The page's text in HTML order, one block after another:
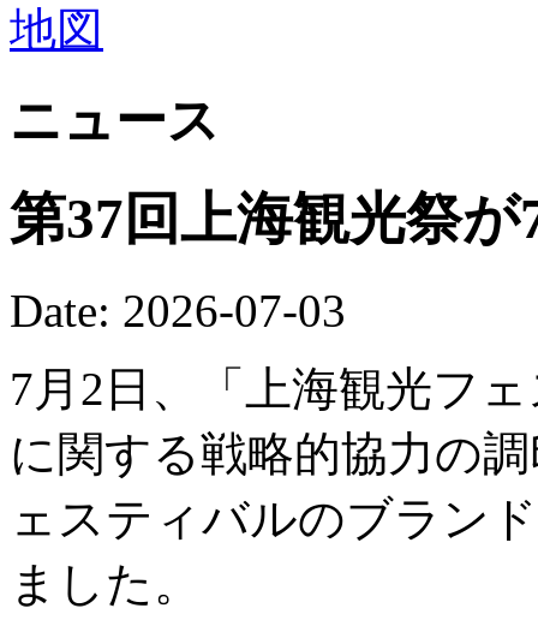
ニュース
第37回上海観光祭
Date: 2026-07-03
7月2日、「上海観光フ
に関する戦略的協力の
ェスティバルのブラン
ました。